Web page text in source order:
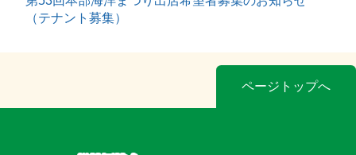
（テナント募集）
ページトップへ